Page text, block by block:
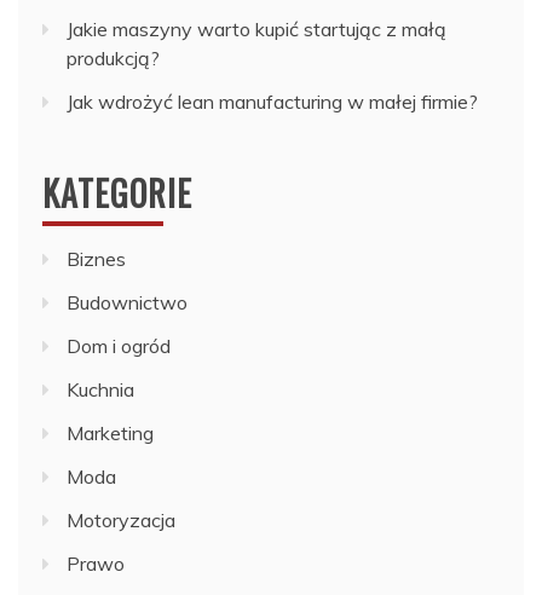
Jakie maszyny warto kupić startując z małą
produkcją?
Jak wdrożyć lean manufacturing w małej firmie?
KATEGORIE
Biznes
Budownictwo
Dom i ogród
Kuchnia
Marketing
Moda
Motoryzacja
Prawo